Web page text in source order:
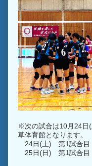
※次の試合は10月24日
草体育館となります。
24日(土) 第1試合
25日(日) 第1試合